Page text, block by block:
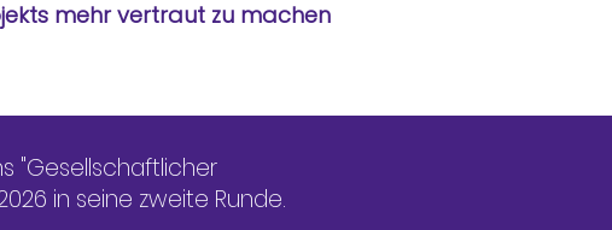
mehr vertraut zu machen
"Gesellschaftlicher
in seine zweite Runde.